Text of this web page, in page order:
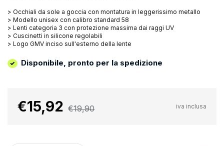
> Occhiali da sole a goccia con montatura in leggerissimo metallo
> Modello unisex con calibro standard 58
> Lenti categoria 3 con protezione massima dai raggi UV
> Cuscinetti in silicone regolabili
> Logo GMV inciso sull'esterno della lente
Disponibile, pronto per la spedizione
€15,92 €19,90 iva inclusa